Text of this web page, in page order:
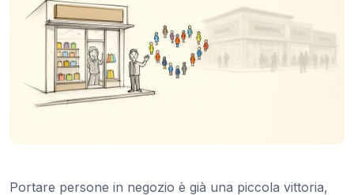
Portare persone in negozio è già una piccola vittoria,